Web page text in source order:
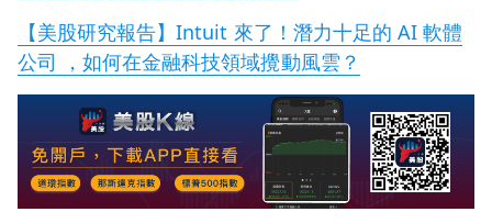
【美股研究報告】Intuit 來了！潛力十足的 AI 軟體
公司 ，如何在金融科技領域攪動風雲？